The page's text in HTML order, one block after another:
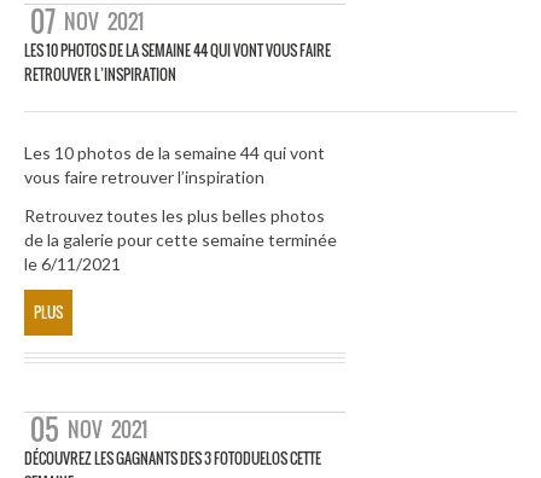
07 NOV 2021
LES 10 PHOTOS DE LA SEMAINE 44 QUI VONT VOUS FAIRE
RETROUVER L’INSPIRATION
Les 10 photos de la semaine 44 qui vont
vous faire retrouver l’inspiration
Retrouvez toutes les plus belles photos
de la galerie pour cette semaine terminée
le 6/11/2021
PLUS
05 NOV 2021
DÉCOUVREZ LES GAGNANTS DES 3 FOTODUELOS CETTE